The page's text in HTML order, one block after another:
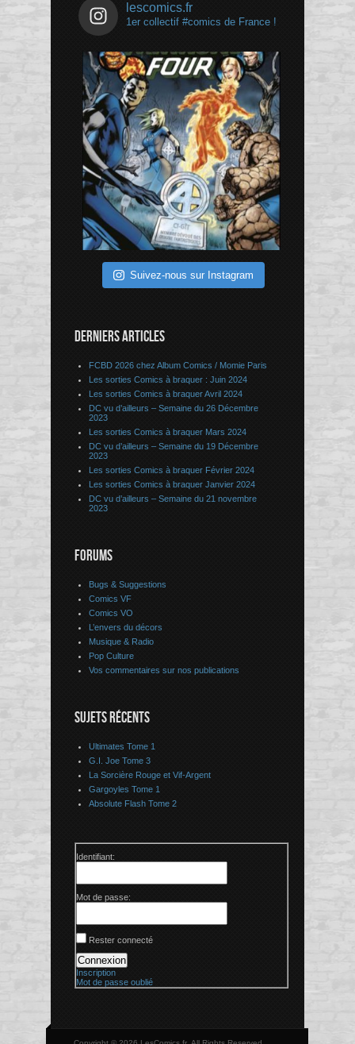
lescomics.fr
1er collectif #comics de France !
Suivez-nous sur Instagram
DERNIERS ARTICLES
FCBD 2026 chez Album Comics / Momie Paris
Les sorties Comics à braquer : Juin 2024
Les sorties Comics à braquer Avril 2024
DC vu d’ailleurs – Semaine du 26 Décembre
2023
Les sorties Comics à braquer Mars 2024
DC vu d’ailleurs – Semaine du 19 Décembre
2023
Les sorties Comics à braquer Février 2024
Les sorties Comics à braquer Janvier 2024
DC vu d’ailleurs – Semaine du 21 novembre
2023
FORUMS
Bugs & Suggestions
Comics VF
Comics VO
L’envers du décors
Musique & Radio
Pop Culture
Vos commentaires sur nos publications
SUJETS RÉCENTS
Ultimates Tome 1
G.I. Joe Tome 3
La Sorcière Rouge et Vif-Argent
Gargoyles Tome 1
Absolute Flash Tome 2
Identifiant:
Mot de passe:
Rester connecté
Connexion
Inscription
Mot de passe oublié